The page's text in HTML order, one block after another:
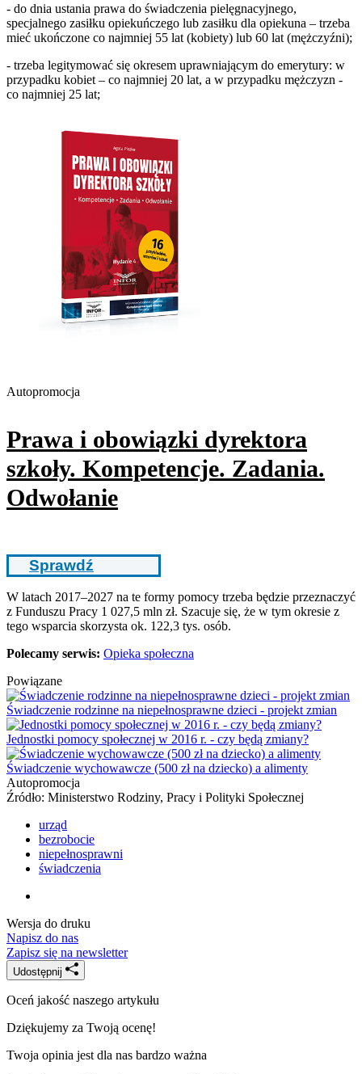
- do dnia ustania prawa do świadczenia pielęgnacyjnego,
specjalnego zasiłku opiekuńczego lub zasiłku dla opiekuna – trzeba
mieć ukończone co najmniej 55 lat (kobiety) lub 60 lat (mężczyźni);
- trzeba legitymować się okresem uprawniającym do emerytury: w
przypadku kobiet – co najmniej 20 lat, a w przypadku mężczyzn -
co najmniej 25 lat;
Autopromocja
Prawa i obowiązki dyrektora
szkoły. Kompetencje. Zadania.
Odwołanie
Sprawdź
W latach 2017–2027 na te formy pomocy trzeba będzie przeznaczyć
z Funduszu Pracy 1 027,5 mln zł. Szacuje się, że w tym okresie z
tego wsparcia skorzysta ok. 122,3 tys. osób.
Polecamy serwis: Opieka społeczna
Powiązane
Świadczenie rodzinne na niepełnosprawne dzieci - projekt zmian
Jednostki pomocy społecznej w 2016 r. - czy będą zmiany?
Świadczenie wychowawcze (500 zł na dziecko) a alimenty
Autopromocja
Źródło: Ministerstwo Rodziny, Pracy i Polityki Społecznej
urząd
bezrobocie
niepełnosprawni
świadczenia
Wersja do druku
Napisz do nas
Zapisz się na newsletter
Udostępnij
Oceń jakość naszego artykułu
Dziękujemy za Twoją ocenę!
Twoja opinia jest dla nas bardzo ważna